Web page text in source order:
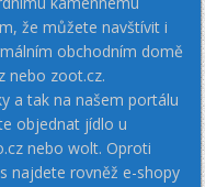
že můžete navštívit i
obchodním domě
nebo zoot.cz.
a tak na našem portálu
objednat jídlo u
nebo wolt. Oproti
najdete rovněž e-shopy